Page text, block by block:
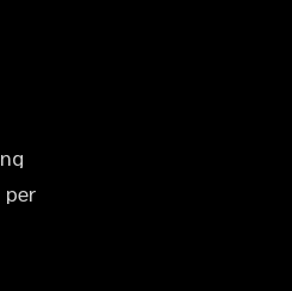
ng
per